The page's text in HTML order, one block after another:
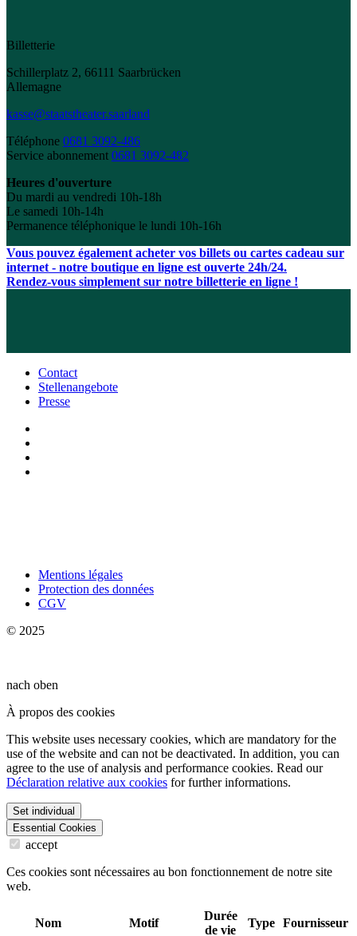
Billetterie
Schillerplatz 2, 66111 Saarbrücken
Allemagne
kasse@staatstheater.saarland
Téléphone 0681 3092-486
Service abonnement 0681 3092-482
Heures d'ouverture
Du mardi au vendredi 10h-18h
Le samedi 10h-14h
Permanence téléphonique le lundi 10h-16h
Vous pouvez également acheter vos billets ou cartes cadeau sur
internet - notre boutique en ligne est ouverte 24h/24.
Rendez-vous simplement sur notre billetterie en ligne !
Contact
Stellenangebote
Presse
Mentions légales
Protection des données
CGV
© 2025
nach oben
À propos des cookies
This website uses necessary cookies, which are mandatory for the
use of the website and can not be deactivated. In addition, you can
agree to the use of analysis and performance cookies. Read our
Déclaration relative aux cookies for further informations.
Set individual
Essential Cookies
accept
Ces cookies sont nécessaires au bon fonctionnement de notre site
web.
Nom Motif
Durée
de vie
Type Fournisseur